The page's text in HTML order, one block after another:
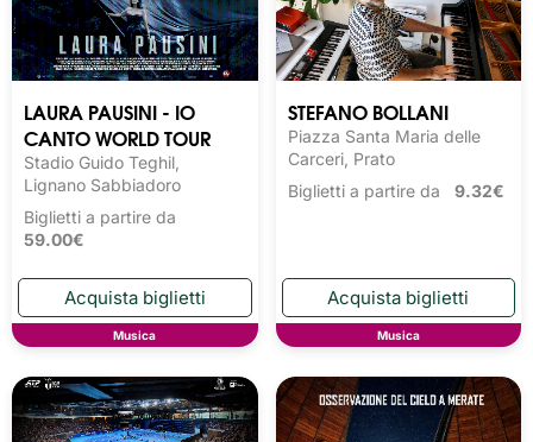
LAURA PAUSINI - IO
CANTO WORLD TOUR
Stadio Guido Teghil,
Lignano Sabbiadoro
Biglietti a partire da
59.00€
Musica
STEFANO BOLLANI
Piazza Santa Maria delle
Carceri, Prato
Biglietti a partire da 9.32€
Musica